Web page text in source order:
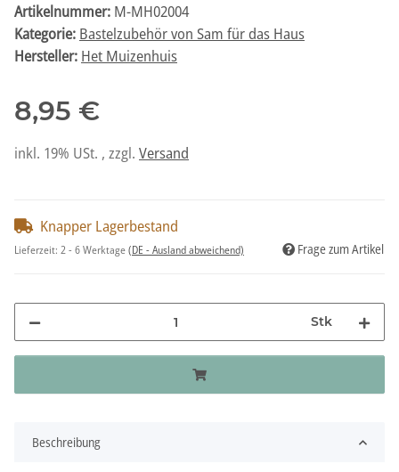
Artikelnummer: M-MH02004
Kategorie: Bastelzubehör von Sam für das Haus
Hersteller: Het Muizenhuis
8,95 €
inkl. 19% USt. , zzgl. Versand
Knapper Lagerbestand
Lieferzeit: 2 - 6 Werktage(DE - Ausland abweichend) Frage zum Artikel
Stk
Beschreibung